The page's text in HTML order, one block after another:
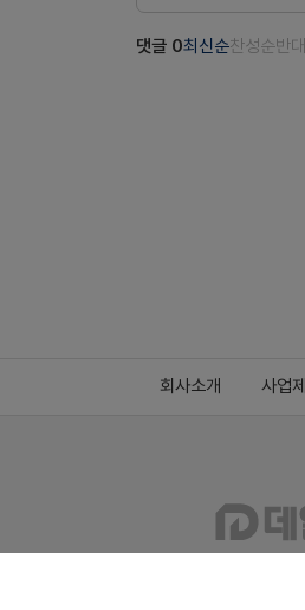
댓글 0최신순찬성순반
회사소개 사업